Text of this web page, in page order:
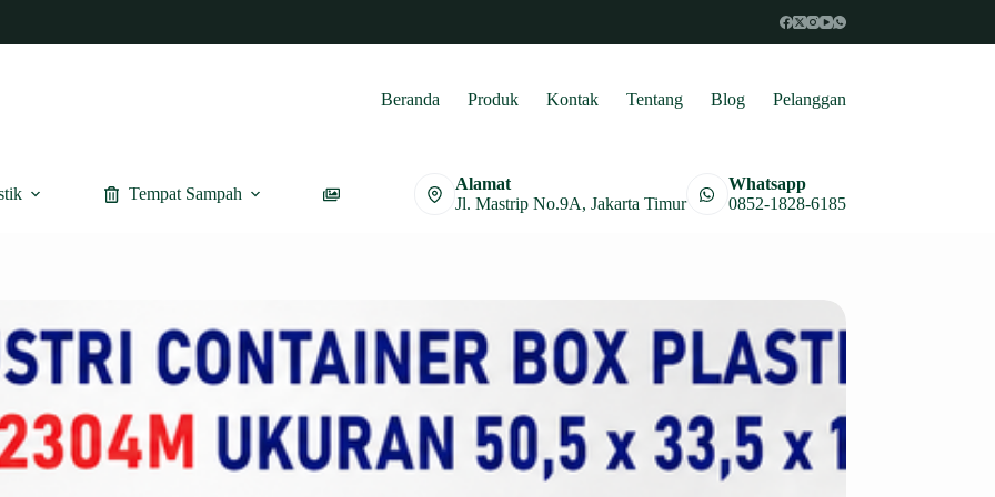
Beranda Produk Kontak Tentang Blog Pelanggan
Tempat Sampah
Alamat
Jl. Mastrip No.9A, Jakarta Timur
Whatsapp
0852-1828-6185